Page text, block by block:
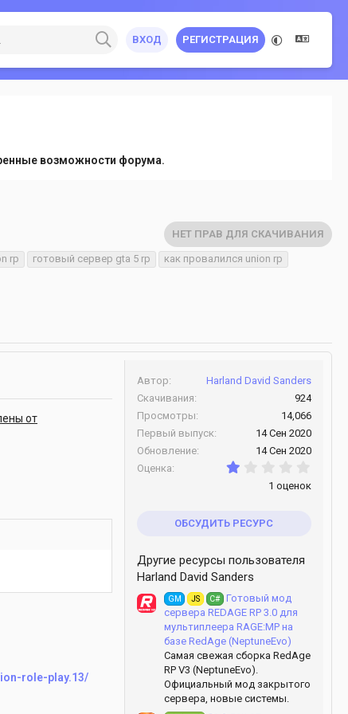
ВХОД РЕГИСТРАЦИЯ
возможности форума.
НЕТ ПРАВ ДЛЯ СКАЧИВАНИЯ
rp готовый сервер gta 5 rp
как провалился union rp
от
role-play.13/
Автор
Harland David Sanders
Скачивания
924
Просмотры
14,066
Первый выпуск
14 Сен 2020
Обновление
14 Сен 2020
Оценка
1 оценок
ОБСУДИТЬ РЕСУРС
Другие ресурсы пользователя
Harland David Sanders
GM JS C# Готовый мод
сервера REDAGE RP 3.0 для
мультиплеера RAGE:MP на
базе RedAge (NeptuneEvo)
Самая свежая сборка RedAge
RP V3 (NeptuneEvo).
Официальный мод закрытого
сервера, новые системы.